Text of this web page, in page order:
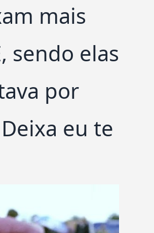
mais
sendo elas
por
eu te